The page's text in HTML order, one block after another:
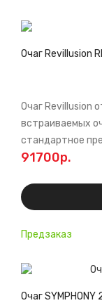
Предзаказ
Очаг Revillusion
Очаг Revillusion
встраиваемых
стандартное
91700р.
Очаг SYMPHONY